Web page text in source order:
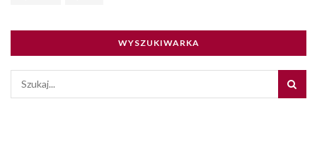
WYSZUKIWARKA